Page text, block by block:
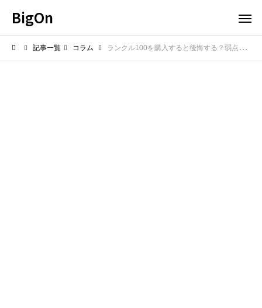
BigOn
記事一覧 コラム ランクル100を購入すると後悔する？弱点と対策を購入前に把握